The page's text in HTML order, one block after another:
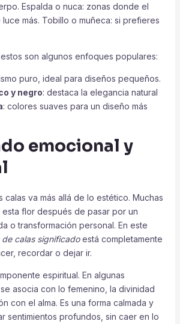
Espalda o nuca: zonas donde el
más. Tobillo o muñeca: si prefieres
son algunos enfoques populares:
puro, ideal para diseños pequeños.
y negro: destaca la elegancia natural
: colores suaves para un diseño más
emocional y
calas va más allá de lo estético. Muchas
flor después de pasar por un
o transformación personal. En este
calas significadoestá completamente
recordar o dejar ir.
espiritual. En algunas
asocia con lo femenino, la divinidad
con el alma. Es una forma calmada y
sentimientos profundos, sin caer en lo